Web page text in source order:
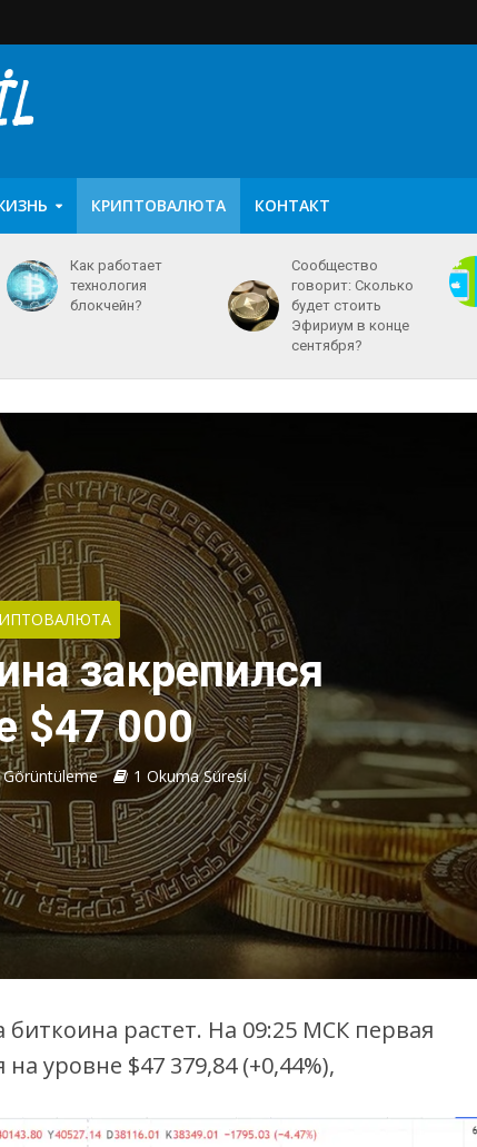
КРИПТОВАЛЮТА КОНТАКТ
Как работает
технология
блокчейн?
Сообщество
говорит: Сколько
будет стоить
Эфириум в конце
сентября?
закрепился
$47 000
Görüntüleme 1 Okuma Süresi
биткоина растет. На 09:25 МСК первая
уровне $47 379,84 (+0,44%),